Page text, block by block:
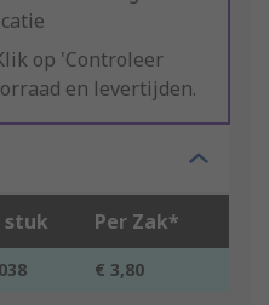
op 'Controleer
en levertijden.
stuk Per Zak*
€ 3,80